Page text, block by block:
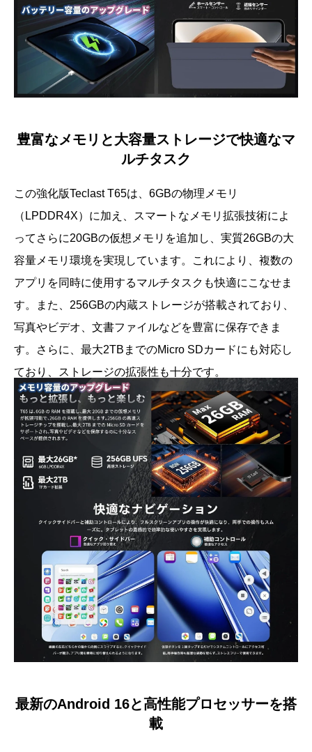
豊富なメモリと大容量ストレージで快適なマ
ルチタスク
この強化版Teclast T65は、6GBの物理メモリ
（LPDDR4X）に加え、スマートなメモリ拡張技術によ
ってさらに20GBの仮想メモリを追加し、実質26GBの大
容量メモリ環境を実現しています。これにより、複数の
アプリを同時に使用するマルチタスクも快適にこなせま
す。また、256GBの内蔵ストレージが搭載されており、
写真やビデオ、文書ファイルなどを豊富に保存できま
す。さらに、最大2TBまでのMicro SDカードにも対応し
ており、ストレージの拡張性も十分です。
最新のAndroid 16と高性能プロセッサーを搭
載